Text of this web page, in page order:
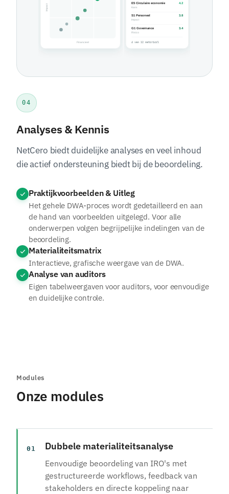
04
Analyses & Kennis
NetCero biedt duidelijke analyses en veel inhoud
die actief ondersteuning biedt bij de beoordeling.
Praktijkvoorbeelden & Uitleg
Het gehele DWA-proces wordt gedetailleerd en aan
de hand van voorbeelden uitgelegd. Voor alle
onderwerpen volgen begrijpelijke indelingen van de
beoordeling.
Materialiteitsmatrix
Interactieve, grafische weergave van de DWA.
Analyse van auditors
Eigen tabelweergaven voor auditors, voor eenvoudige
en duidelijke controle.
Modules
Onze modules
01 Dubbele materialiteitsanalyse
Eenvoudige beoordeling van IRO's met
gestructureerde workflows, feedback van
stakeholders en directe koppeling naar